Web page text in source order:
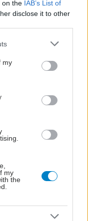
on the IAB’s List of
disclose it to other
or more Google
You may click to
third-party tags to
in below Google
my
my
the